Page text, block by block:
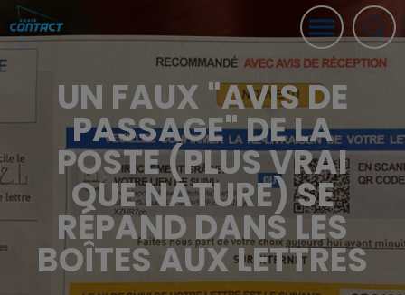
UN FAUX "AVIS DE
PASSAGE" DE LA
POSTE (PLUS VRAI
QUE NATURE) SE
RÉPAND DANS LES
BOÎTES AUX LETTRES